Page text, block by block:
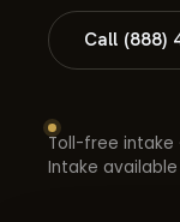
Call (888)
Toll-free intake
Intake available